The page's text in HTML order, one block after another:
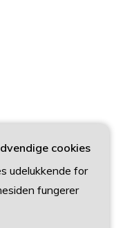
cookies
udelukkende for
fungerer